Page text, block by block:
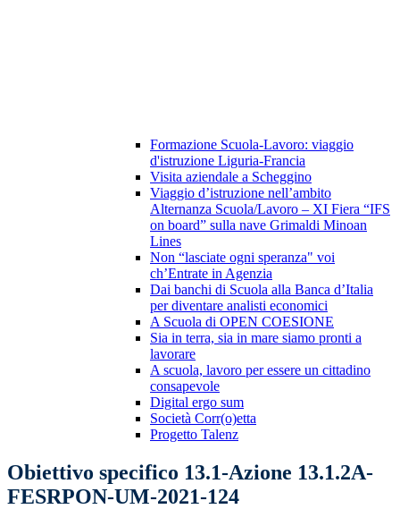
Formazione Scuola-Lavoro: viaggio
d'istruzione Liguria-Francia
Visita aziendale a Scheggino
Viaggio d’istruzione nell’ambito
Alternanza Scuola/Lavoro – XI Fiera “IFS
on board” sulla nave Grimaldi Minoan
Lines
Non “lasciate ogni speranza" voi
ch’Entrate in Agenzia
Dai banchi di Scuola alla Banca d’Italia
per diventare analisti economici
A Scuola di OPEN COESIONE
Sia in terra, sia in mare siamo pronti a
lavorare
A scuola, lavoro per essere un cittadino
consapevole
Digital ergo sum
Società Corr(o)etta
Progetto Talenz
Obiettivo specifico 13.1-Azione 13.1.2A-
FESRPON-UM-2021-124